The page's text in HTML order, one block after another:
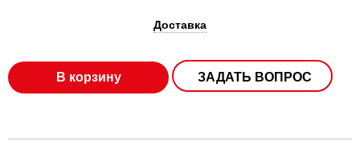
Доставка
В корзину ЗАДАТЬ ВОПРОС